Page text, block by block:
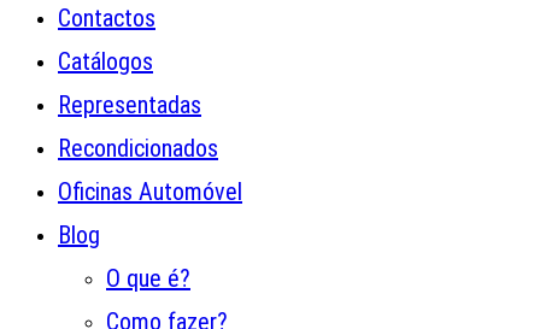
Contactos
Catálogos
Representadas
Recondicionados
Oficinas Automóvel
Blog
O que é?
Como fazer?